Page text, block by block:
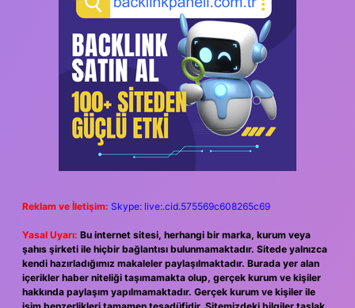
Reklam ve İletişim: Skype: live:.cid.575569c608265c69
Yasal Uyarı: Bu internet sitesi, herhangi bir marka, kurum veya
şahıs şirketi ile hiçbir bağlantısı bulunmamaktadır. Sitede yalnızca
kendi hazırladığımız makaleler paylaşılmaktadır. Burada yer alan
içerikler haber niteliği taşımamakta olup, gerçek kurum ve kişiler
hakkında paylaşım yapılmamaktadır. Gerçek kurum ve kişiler ile